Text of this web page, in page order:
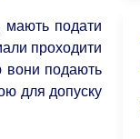
мають подати
проходити
вони подають
для допуску